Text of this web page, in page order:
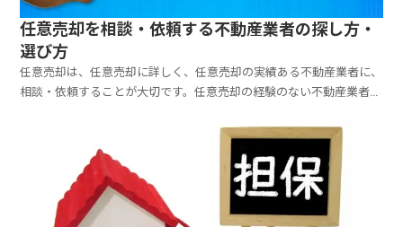
任意売却を相談・依頼する不動産業者の探し方・
選び方
任意売却は、任意売却に詳しく、任意売却の実績ある不動産業者に、
相談・依頼することが大切です。任意売却の経験のない不動産業者に
かねません。それでは、任意売却に詳しく、実績があり、安心して相
談でき任せられる不動産業者を、どうやって見つければよ...